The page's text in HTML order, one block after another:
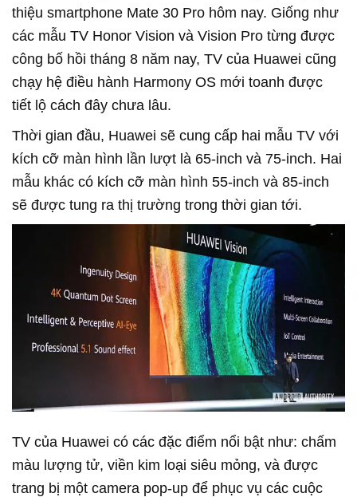
thiệu smartphone Mate 30 Pro hôm nay. Giống như
các mẫu TV Honor Vision và Vision Pro từng được
công bố hồi tháng 8 năm nay, TV của Huawei cũng
chạy hệ điều hành Harmony OS mới toanh được
tiết lộ cách đây chưa lâu.
Thời gian đầu, Huawei sẽ cung cấp hai mẫu TV với
kích cỡ màn hình lần lượt là 65-inch và 75-inch. Hai
mẫu khác có kích cỡ màn hình 55-inch và 85-inch
sẽ được tung ra thị trường trong thời gian tới.
TV của Huawei có các đặc điểm nổi bật như: chấm
màu lượng tử, viền kim loại siêu mỏng, và được
trang bị một camera pop-up để phục vụ các cuộc